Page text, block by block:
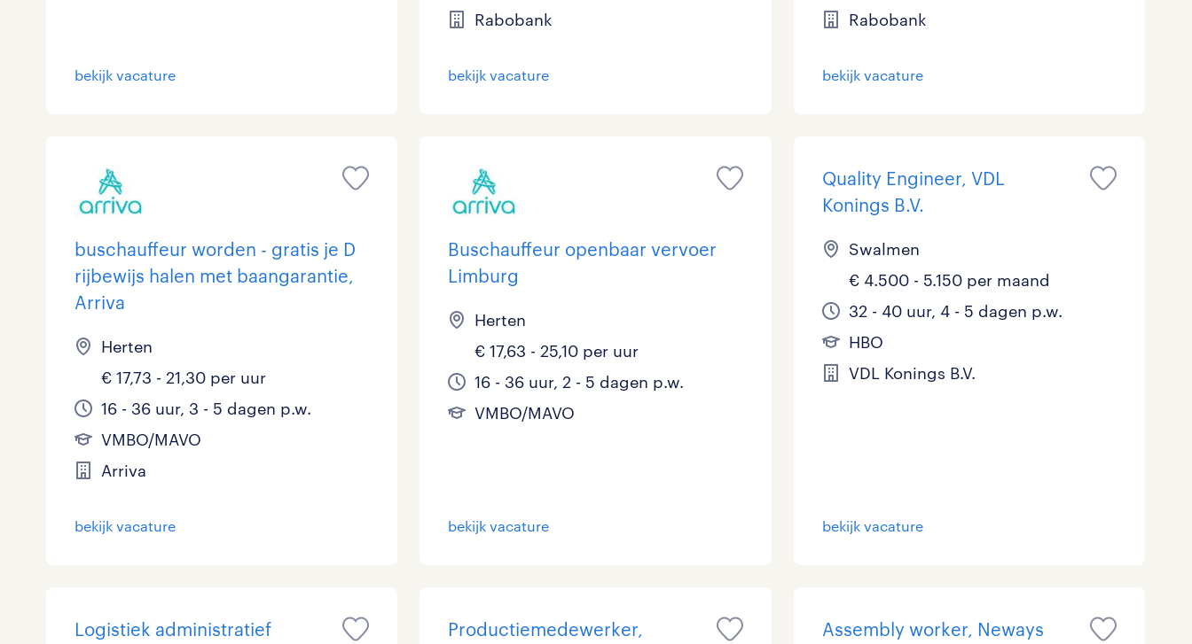
bekijk vacature
Rabobank
bekijk vacature
Rabobank
bekijk vacature
buschauffeur worden - gratis je D
rijbewijs halen met baangarantie,
Arriva
Herten
€ 17,73 - 21,30 per uur
16 - 36 uur, 3 - 5 dagen p.w.
VMBO/MAVO
Arriva
bekijk vacature
Buschauffeur openbaar vervoer
Limburg
Herten
€ 17,63 - 25,10 per uur
16 - 36 uur, 2 - 5 dagen p.w.
VMBO/MAVO
bekijk vacature
Quality Engineer, VDL
Konings B.V.
Swalmen
€ 4.500 - 5.150 per maand
32 - 40 uur, 4 - 5 dagen p.w.
HBO
VDL Konings B.V.
bekijk vacature
Logistiek administratief
Productiemedewerker,
Assembly worker, Neways